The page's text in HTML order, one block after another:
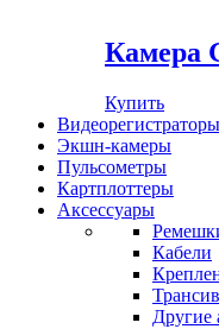
Камера
Купить
Видеорегистраторы
Экшн-камеры
Пульсометры
Картплоттеры
Аксессуары
Кабели
Другие